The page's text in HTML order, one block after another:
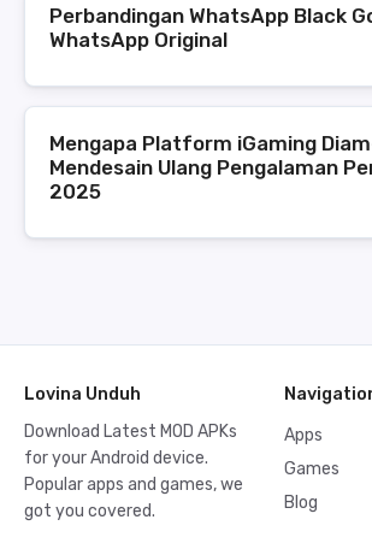
Perbandingan WhatsApp Black
WhatsApp Original
Mengapa Platform iGaming
Mendesain Ulang Pengalaman
2025
Lovina Unduh
Download Latest MOD APKs
for your Android device.
Popular apps and games, we
got you covered.
Apps
Games
Blog